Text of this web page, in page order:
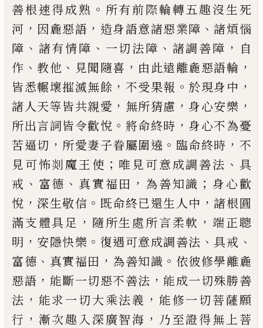
善根速得成熟 。 所有前際輪轉五趣沒生死
河 ， 因麁惡語 ， 造身語意諸惡業障 、諸煩惱
障 、 諸有情障 、 一切法障 、 諸調善障 ， 自
作 、教他 、 見聞隨喜 ， 由此遠離麁惡語輪 ，
皆悉輾壞摧滅無餘 ， 不受果報 。 於現身中 ，
諸人天等皆共親愛 ， 無所猜慮 ， 身心安樂 ，
所出言詞皆令歡悅 。 將命終時 ， 身心不為憂
苦逼切 ， 所愛妻子眷屬圍遶 。 臨命終時 ， 不
見可怖剡魔王使 ； 唯 見可意成調善法 、 具
戒 、 富德 、 真實福田 ， 為善知識 ； 身心歡
悅 ， 深生敬信 。 既命終已還生人中 ，諸根圓
滿支體具足 ， 隨所生處所言柔軟 ， 端正聰
明 ， 安隱快樂 。 復遇可意成調善法 、具戒 、
富德 、 真實福田 ， 為善知識 。 依彼修學離麁
惡語 ， 能斷一切惡不善法 ， 能成一切殊勝善
法 ， 能求一切大乘法義 ， 能修一切菩薩願
行 ， 漸次趣入深廣智海 ， 乃至證得無上菩